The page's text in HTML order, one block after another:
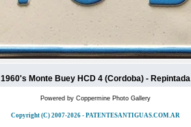
1960's Monte Buey HCD 4 (Cordoba) - Repintada
Powered by Coppermine Photo Gallery
Copyright (C) 2007-2026 - PATENTESANTIGUAS.COM.AR